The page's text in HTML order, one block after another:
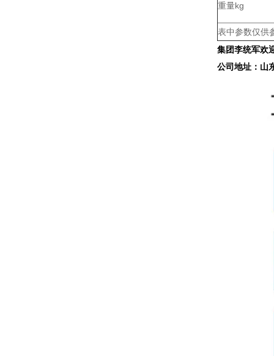
重量kg
表中参数仅供
集团李统军欢
公司地址：山